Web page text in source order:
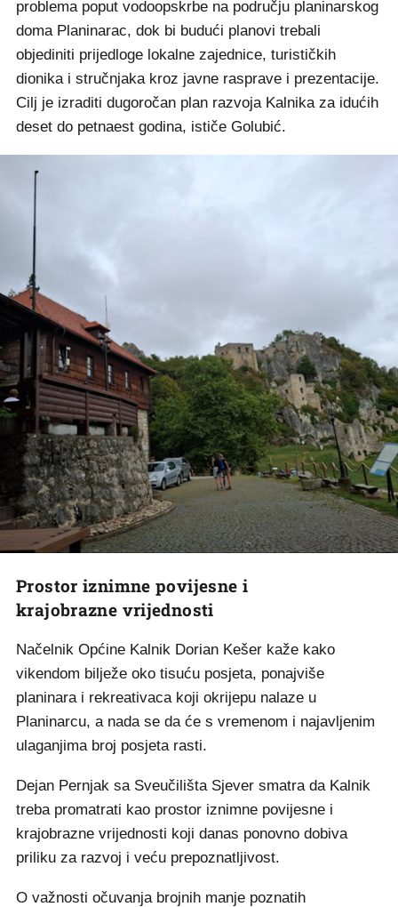
problema poput vodoopskrbe na području planinarskog
doma Planinarac, dok bi budući planovi trebali
objediniti prijedloge lokalne zajednice, turističkih
dionika i stručnjaka kroz javne rasprave i prezentacije.
Cilj je izraditi dugoročan plan razvoja Kalnika za idućih
deset do petnaest godina, ističe Golubić.
Prostor iznimne povijesne i
krajobrazne vrijednosti
Načelnik Općine Kalnik Dorian Kešer kaže kako
vikendom bilježe oko tisuću posjeta, ponajviše
planinara i rekreativaca koji okrijepu nalaze u
Planinarcu, a nada se da će s vremenom i najavljenim
ulaganjima broj posjeta rasti.
Dejan Pernjak sa Sveučilišta Sjever smatra da Kalnik
treba promatrati kao prostor iznimne povijesne i
krajobrazne vrijednosti koji danas ponovno dobiva
priliku za razvoj i veću prepoznatljivost.
O važnosti očuvanja brojnih manje poznatih